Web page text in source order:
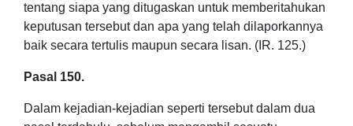
tentang siapa yang ditugaskan untuk memberitahukan
keputusan tersebut dan apa yang telah dilaporkannya
baik secara tertulis maupun secara lisan. (IR. 125.)
Pasal 150.
Dalam kejadian-kejadian seperti tersebut dalam dua